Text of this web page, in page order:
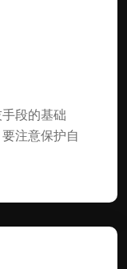
段的基础
注意保护自